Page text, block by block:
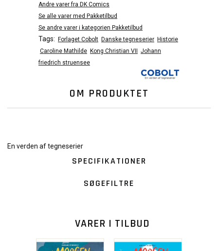
Andre varer fra DK Comics
Se alle varer med Pakketilbud
Se andre varer i kategorien Pakketilbud
Tags: Forlaget Cobolt Danske tegneserier Historie
Caroline Mathilde Kong Christian VII
Johann
friedrich struensee
OM PRODUKTET
En verden af tegneserier
SPECIFIKATIONER
SØGEFILTRE
VARER I TILBUD